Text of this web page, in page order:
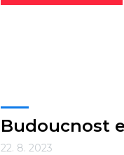
Budoucnost
22. 8. 2023